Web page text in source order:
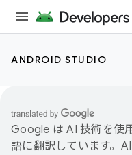
ANDROID STUDIO
Google は AI 技術を使
語に翻訳しています。